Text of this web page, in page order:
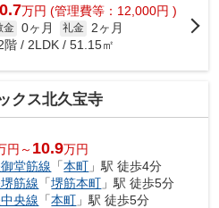
万円 (管理費等：12,000円 )
金 0ヶ月 礼金 2ヶ月
階 / 2LDK / 51.15㎡
クス北久宝寺
円～ 10.9万円
堂筋線 「本町 」駅 徒歩4分
筋線 「堺筋本町 」駅 徒歩5分
央線 「本町 」駅 徒歩5分